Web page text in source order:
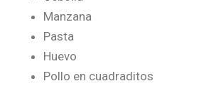
Manzana
Pasta
Huevo
Pollo en cuadraditos